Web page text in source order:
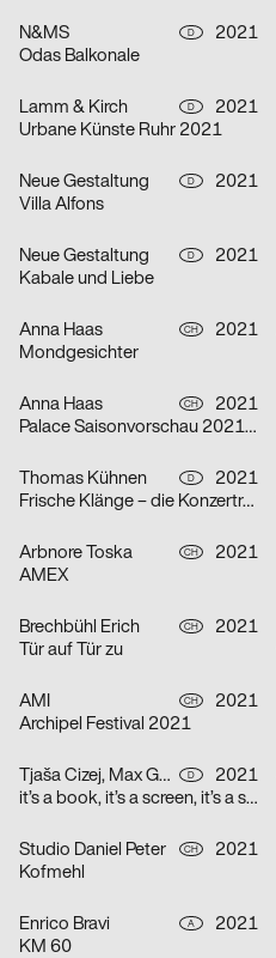
N&MS D
2021
Odas Balkonale
Lamm & Kirch D
2021
Urbane Künste Ruhr 2021
Neue Gestaltung D
2021
Villa Alfons
Neue Gestaltung D
2021
Kabale und Liebe
Anna Haas CH
2021
Mondgesichter
Anna Haas CH
2021
Palace Saisonvorschau 2021/22
Thomas Kühnen D
2021
Frische Klänge – die Konzertreihe
Arbnore Toska CH
2021
AMEX
Brechbühl Erich CH
2021
Tür auf Tür zu
AMI CH
2021
Archipel Festival 2021
Tjaša Cizej, Max Gültig, Laura Hähnel, Basil Haug D
2021
it’s a book, it’s a screen, it’s a space in between
Studio Daniel Peter CH
2021
Kofmehl
Enrico Bravi A
2021
KM 60